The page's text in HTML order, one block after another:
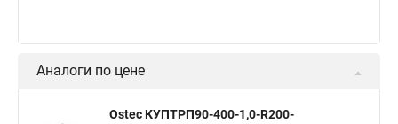
Аналоги по цене
Ostec КУПТРП90-400-1,0-R200-